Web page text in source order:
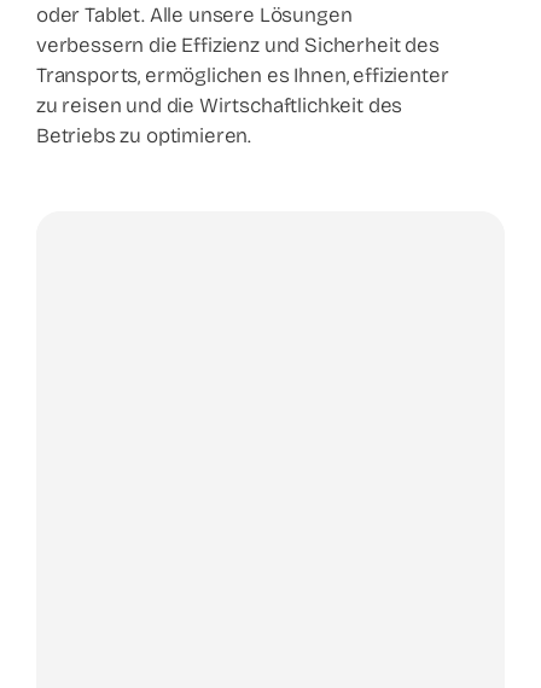
oder Tablet. Alle unsere Lösungen
verbessern die Effizienz und Sicherheit des
Transports, ermöglichen es Ihnen, effizienter
zu reisen und die Wirtschaftlichkeit des
Betriebs zu optimieren.